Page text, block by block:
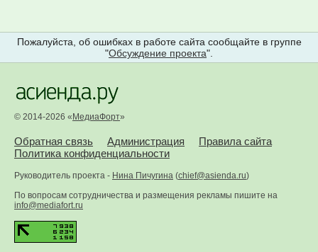
Пожалуйста, об ошибках в работе сайта сообщайте в группе
"Обсуждение проекта".
© 2014-2026 «МедиаФорт»
Обратная связь Администрация
Правила сайта
Политика конфиденциальности
Руководитель проекта - Нина Пичугина (chief@asienda.ru)
По вопросам сотрудничества и размещения рекламы пишите на
info@mediafort.ru